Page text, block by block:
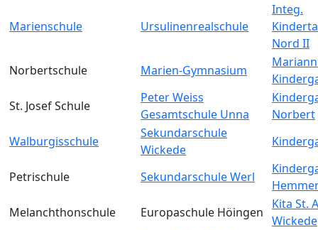
Marienschule Ursulinenrealschule
Integ.
Nord II
Norbertschule
Marien-Gymnasium
St. Josef Schule
Peter Weiss
Gesamtschule Unna
Norbert
Walburgisschule
Sekundarschule
Wickede
Petrischule Sekundarschule Werl
Melanchthonschule
Europaschule Höingen
Kita St.
Wickede